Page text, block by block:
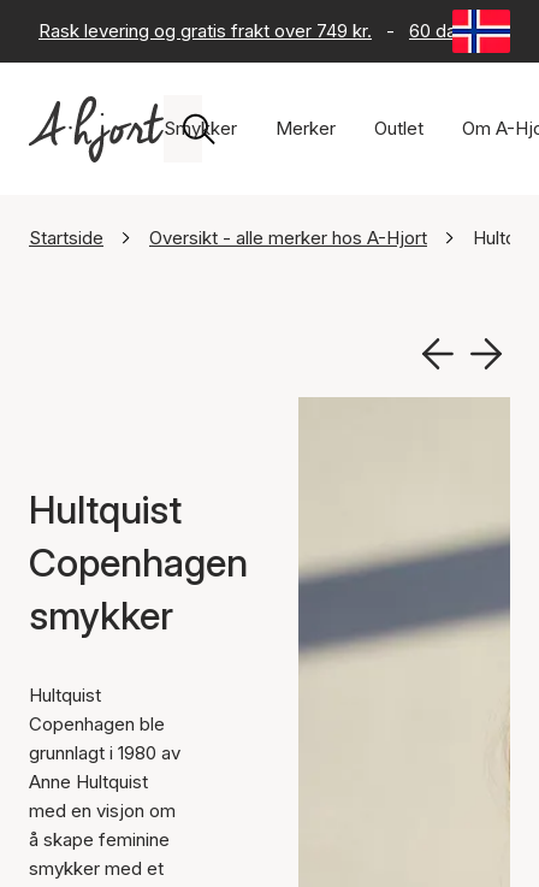
Rask levering og gratis frakt over 749 kr. - 60 dagers
Smykker Merker Outlet Om A-
Startside Oversikt - alle merker hos A-Hjort
Hultquist
Copenhagen
smykker
Hultquist
Copenhagen ble
grunnlagt i 1980 av
Anne Hultquist
med en visjon om
å skape feminine
smykker med et